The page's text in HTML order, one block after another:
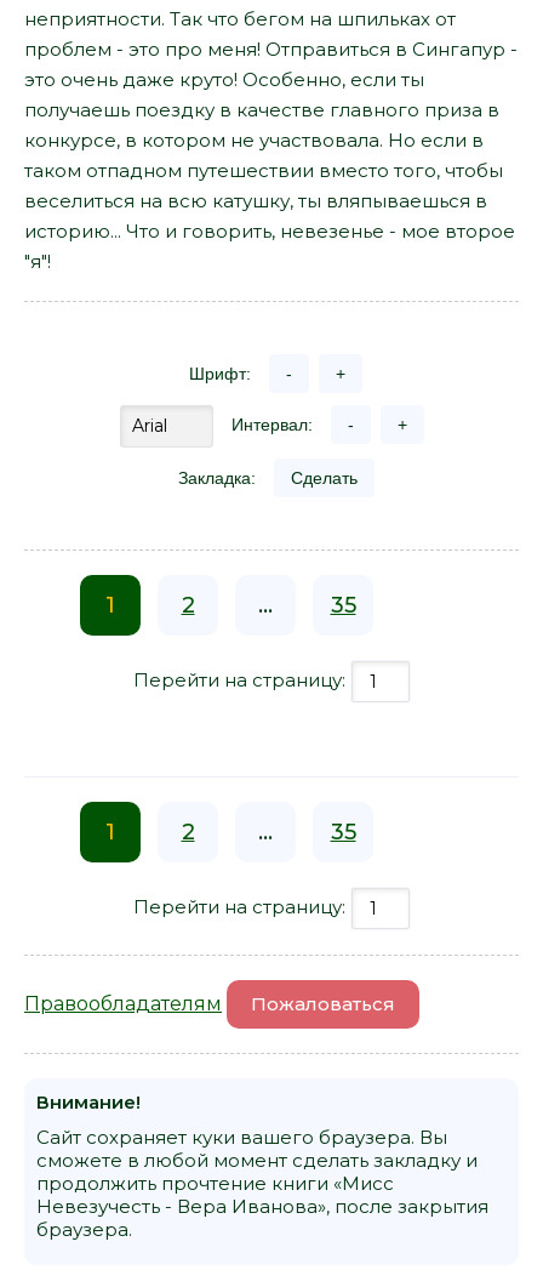
неприятности. Так что бегом на шпильках от
проблем - это про меня! Отправиться в Сингапур -
это очень даже круто! Особенно, если ты
получаешь поездку в качестве главного приза в
конкурсе, в котором не участвовала. Но если в
таком отпадном путешествии вместо того, чтобы
веселиться на всю катушку, ты вляпываешься в
историю... Что и говорить, невезенье - мое второе
"я"!
Шрифт: - +
Интервал: - +
Закладка: Сделать
1 2 ... 35
Перейти на страницу:
1 2 ... 35
Перейти на страницу:
Правообладателям Пожаловаться
Внимание!
Сайт сохраняет куки вашего браузера. Вы
сможете в любой момент сделать закладку и
продолжить прочтение книги «Мисс
Невезучесть - Вера Иванова», после закрытия
браузера.